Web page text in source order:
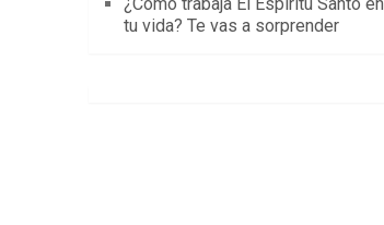
tu vida? Te vas a sorprender